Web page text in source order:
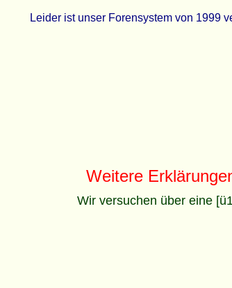
Leider ist unser Forensystem von 1999
Weitere
Wir versuchen über eine